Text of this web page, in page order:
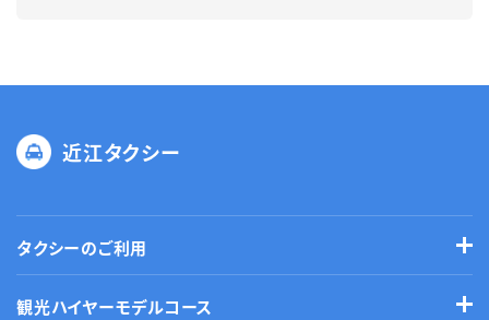
近江タクシー
タクシーのご利用
観光ハイヤーモデルコース